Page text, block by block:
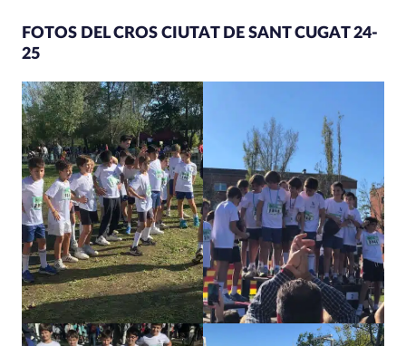
FOTOS DEL CROS CIUTAT DE SANT CUGAT 24-
25